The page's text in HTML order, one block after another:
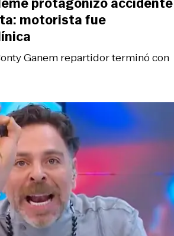
Ganem repartidor terminó con
motorista fue